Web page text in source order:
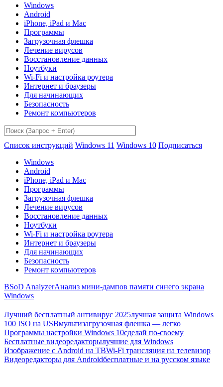
Windows
Android
iPhone, iPad и Mac
Программы
Загрузочная флешка
Лечение вирусов
Восстановление данных
Ноутбуки
Wi-Fi и настройка роутера
Интернет и браузеры
Для начинающих
Безопасность
Ремонт компьютеров
Список инструкций Windows 11 Windows 10 Подписаться
Windows
Android
iPhone, iPad и Mac
Программы
Загрузочная флешка
Лечение вирусов
Восстановление данных
Ноутбуки
Wi-Fi и настройка роутера
Интернет и браузеры
Для начинающих
Безопасность
Ремонт компьютеров
BSoD AnalyzerАнализ мини-дампов памяти синего экрана
Windows
Лучший бесплатный антивирус 2025лучшая защита Windows
100 ISO на USBмультизагрузочная флешка — легко
Программы настройки Windows 10сделай по-своему
Бесплатные видеоредакторылучшие для Windows
Изображение с Android на ТВWi-Fi трансляция на телевизор
Видеоредакторы для Androidбесплатные и на русском языке